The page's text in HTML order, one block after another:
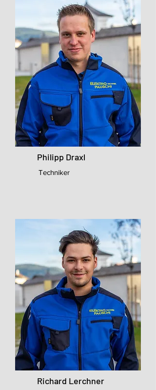
Philipp Draxl
Techniker
Richard Lerchner